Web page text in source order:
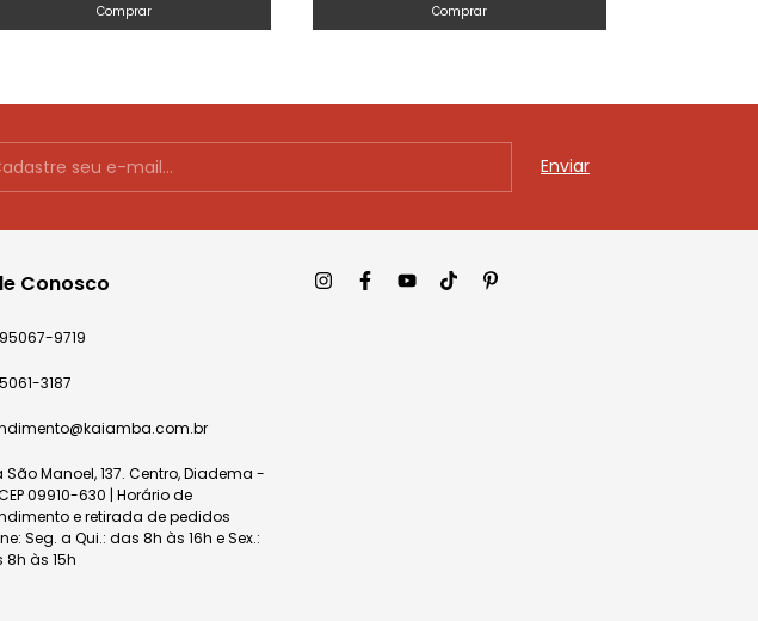
Comprar Comprar
Conosco
95067-9719
3187
São Manoel, 137. Centro, Diadema -
09910-630 | Horário de
e retirada de pedidos
Seg. a Qui.: das 8h às 16h e Sex.:
8h às 15h